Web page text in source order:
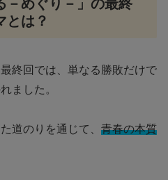
－めぐり－」の最終
とは？
終回では、単なる勝敗だけで
ました。
道のりを通じて、 青春の本質